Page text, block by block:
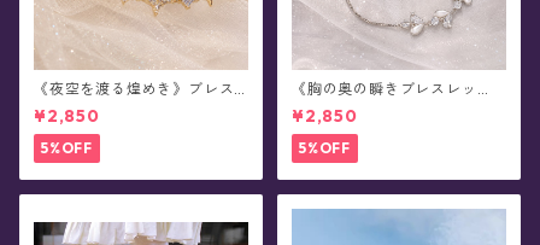
《夜空を渡る煌めき》ブレス
レット(全2色)
¥2,850
5%OFF
《胸の奥の瞬きブレスレッ
ト》ブレスレット(全2色)
¥2,850
5%OFF